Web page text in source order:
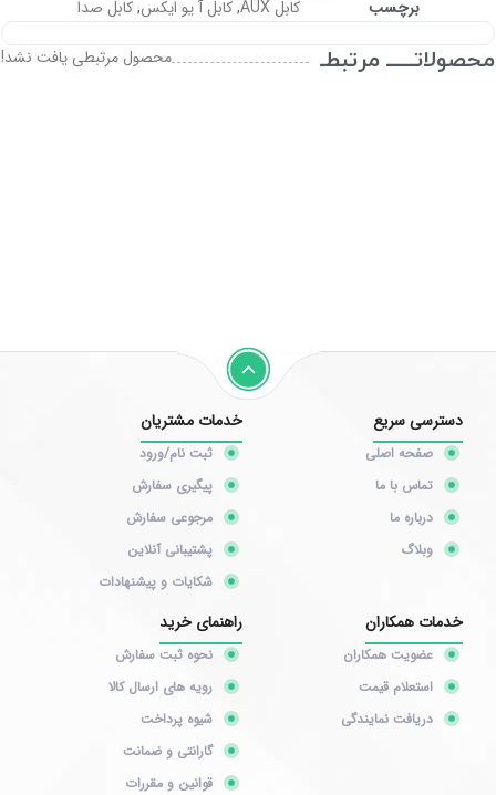
برچسب
کابل AUX ,کابل آ یو ایکس,کابل صدا
محصولاتـــــ مرتبطـ محصول مرتبطی یافت نشد!
دسترسی سریع
صفحه اصلی
تماس با ما
درباره ما
وبلاگ
خدمات مشتریان
ثبت نام/ورود
پیگیری سفارش
مرجوعی سفارش
پشتیبانی آنلاین
شکایات و پیشنهادات
خدمات همکاران
عضویت همکاران
استعلام قیمت
دریافت نمایندگی
راهنمای خرید
نحوه ثبت سفارش
رویه های ارسال کالا
شیوه پرداخت
گارانتی و ضمانت
قوانین و مقررات